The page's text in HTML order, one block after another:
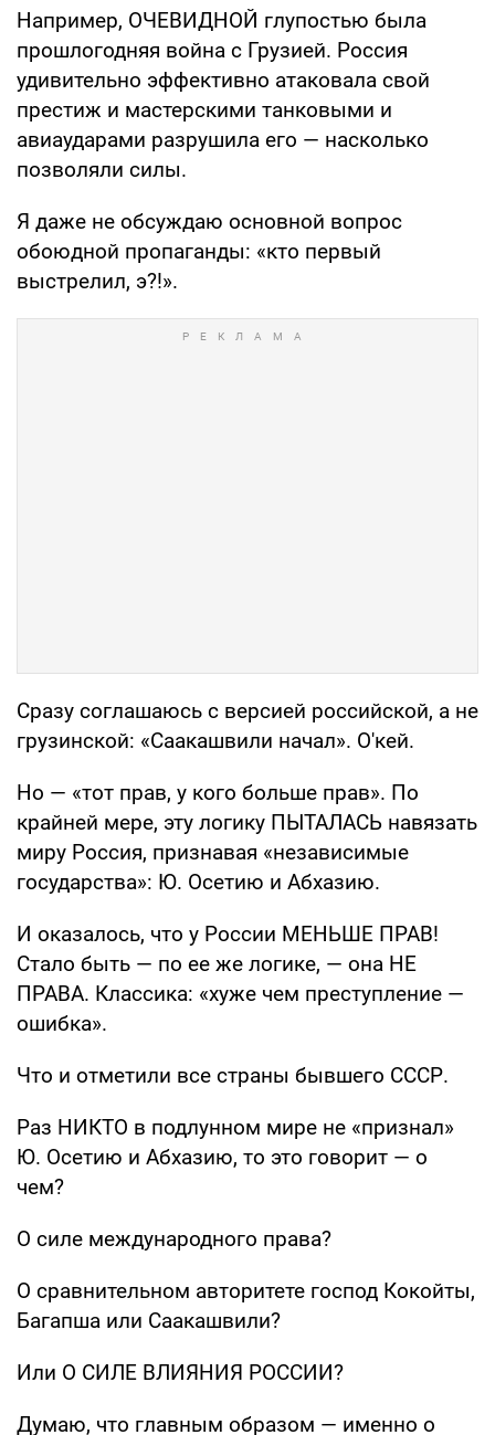
Например, ОЧЕВИДНОЙ глупостью была
прошлогодняя война с Грузией. Россия
удивительно эффективно атаковала свой
престиж и мастерскими танковыми и
авиаударами разрушила его — насколько
позволяли силы.
Я даже не обсуждаю основной вопрос
обоюдной пропаганды: «кто первый
выстрелил, э?!».
Сразу соглашаюсь с версией российской, а не
грузинской: «Саакашвили начал». О'кей.
Но — «тот прав, у кого больше прав». По
крайней мере, эту логику ПЫТАЛАСЬ навязать
миру Россия, признавая «независимые
государства»: Ю. Осетию и Абхазию.
И оказалось, что у России МЕНЬШЕ ПРАВ!
Стало быть — по ее же логике, — она НЕ
ПРАВА. Классика: «хуже чем преступление —
ошибка».
Что и отметили все страны бывшего СССР.
Раз НИКТО в подлунном мире не «признал»
Ю. Осетию и Абхазию, то это говорит — о
чем?
О силе международного права?
О сравнительном авторитете господ Кокойты,
Багапша или Саакашвили?
Или О СИЛЕ ВЛИЯНИЯ РОССИИ?
Думаю, что главным образом — именно о